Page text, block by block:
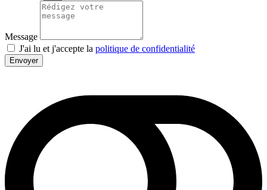
Message
J'ai lu et j'accepte la politique de confidentialité
Envoyer